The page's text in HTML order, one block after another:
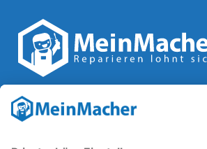
Reparatur Revolution